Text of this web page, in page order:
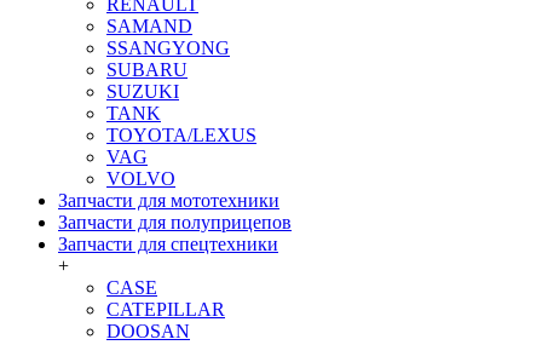
RENAULT
SAMAND
SSANGYONG
SUBARU
SUZUKI
TANK
TOYOTA/LEXUS
VAG
VOLVO
Запчасти для мототехники
Запчасти для полуприцепов
Запчасти для спецтехники
+
CASE
CATEPILLAR
DOOSAN